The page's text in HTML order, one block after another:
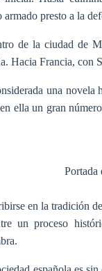
presto a la
de la ciudad de
Hacia Francia, con
una novela
ella un gran
Portada
en la tradición
un proceso